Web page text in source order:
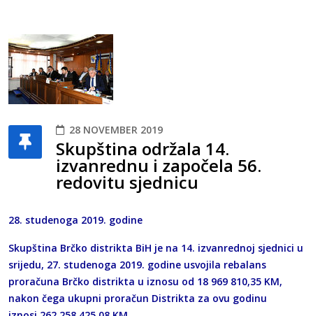
28 NOVEMBER 2019
Skupština održala 14.
izvanrednu i započela 56.
redovitu sjednicu
28. studenoga 2019. godine
Skupština Brčko distrikta BiH je na 14. izvanrednoj sjednici u
srijedu, 27. studenoga 2019. godine usvojila rebalans
proračuna Brčko distrikta u iznosu od 18 969 810,35 KM,
nakon čega ukupni proračun Distrikta za ovu godinu